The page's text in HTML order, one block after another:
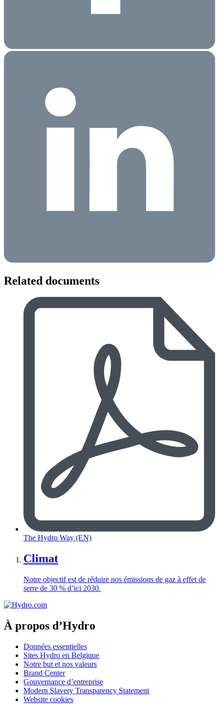
Related documents
The Hydro Way (EN)
Climat
Notre objectif est de réduire nos émissions de gaz à effet de
serre de 30 % d’ici 2030.
À propos d’Hydro
Données essentielles
Sites Hydro en Belgique
Notre but et nos valeurs
Brand Center
Gouvernance d’entreprise
Modern Slavery Transparency Statement
Website cookies